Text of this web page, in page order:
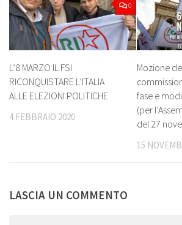
0
L’8 MARZO IL FSI
RICONQUISTARE L’ITALIA
ALLE ELEZIONI POLITICHE
4 FEBBRAIO 2020
Mozione
fase e
(per
del 27
15
LASCIA UN COMMENTO